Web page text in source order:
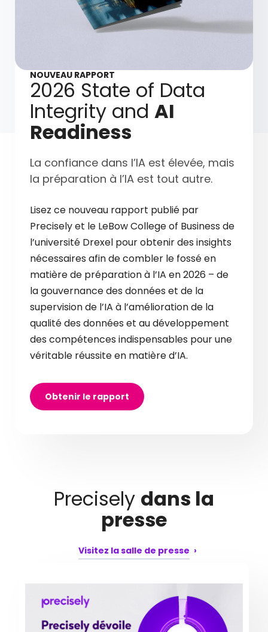
NOUVEAU RAPPORT
2026 State of Data
Integrity and AI
Readiness
La confiance dans l’IA est élevée, mais
la préparation à l’IA est tout autre.
Lisez ce nouveau rapport publié par
Precisely et le LeBow College of Business de
l’université Drexel pour obtenir des insights
nécessaires afin de combler le fossé en
matière de préparation à l’IA en 2026 – de
la gouvernance des données et de la
supervision de l’IA à l’amélioration de la
qualité des données et au développement
des compétences indispensables pour une
véritable réussite en matière d’IA.
Obtenir le rapport
Precisely dans la
presse
Visitez la salle de presse